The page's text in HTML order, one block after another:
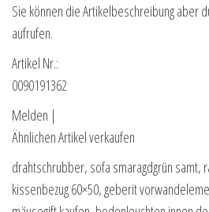
Sie können die Artikelbeschreibung aber
aufrufen.
Artikel Nr.:
0090191362
Melden |
Ähnlichen Artikel verkaufen
drahtschrubber, sofa smaragdgrün samt,
kissenbezug 60×50, geberit